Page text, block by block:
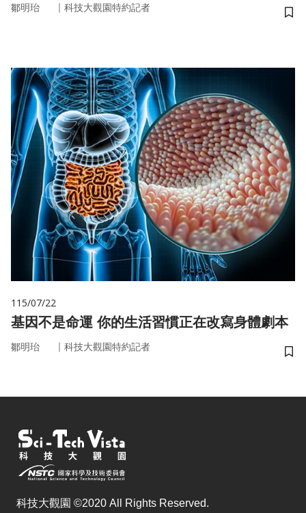
鄒明珆 ｜ 科技大觀園特約記者
儲
115/07/22
基因不是命運 你的生活習慣正在改寫身體劇本
鄒明珆 ｜ 科技大觀園特約記者
儲
科技大觀園 ©2020 All Rights Reserved.